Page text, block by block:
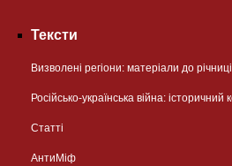
Тексти
Визволені регіони: матеріали до
Російсько-українська війна: історичний
Статті
АнтиМіф